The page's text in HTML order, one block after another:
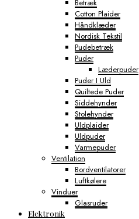
Betræk
Cotton Plaider
Håndklæder
Nordisk Tekstil
Pudebetræk
Puder
Læderpuder
Puder I Uld
Quiltede Puder
Siddehynder
Stolehynder
Uldplaider
Uldpuder
Varmepuder
Ventilation
Bordventilatorer
Luftkølere
Vinduer
Glasruder
Elektronik